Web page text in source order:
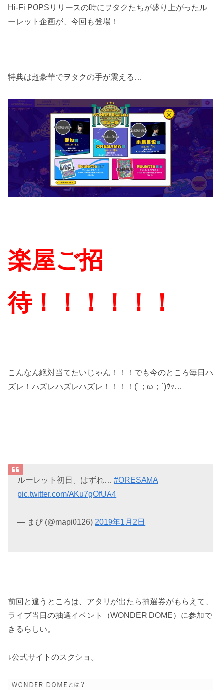
Hi-Fi POPSリリースの時にヲタクたちが盛り上がったル
ーレット企画が、今回も登場！
特典は超豪華でヲタクの手が震える…
楽屋ご招
待！！！！！！
こんなん絶対当てたいじゃん！！！でも今のところ毎日ハ
ズレ！ハズレハズレハズレ！！！！(´；ω；`)ｳｯ…
ルーレット初日、はずれ…#ORESAMA
pic.twitter.com/AKu7gOfUA4
— まぴ (@mapi0126) 2019年1月2日
前回と違うところは、アタリが出たら抽選券がもらえて、
ライブ当日の抽選イベント（WONDER DOME）に参加で
きるらしい。
↓公式サイトのスクショ。